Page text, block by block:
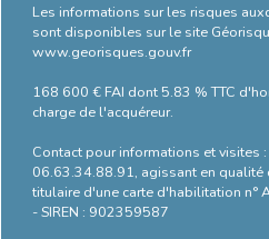
Les informations sur les risques
sont disponibles sur le site
www.georisques.gouv.fr
168 600 € FAI dont 5.83 % TTC
charge de l'acquéreur.
Contact pour informations et visites
06.63.34.88.91, agissant en qualité
titulaire d'une carte d'habilitation
- SIREN : 902359587